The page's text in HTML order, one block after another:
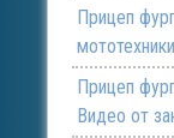
Прицеп
Прицеп
Видео от